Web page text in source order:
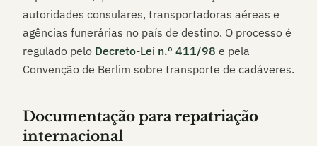
autoridades consulares, transportadoras aéreas e
agências funerárias no país de destino. O processo é
regulado pelo Decreto-Lei n.º 411/98 e pela
Convenção de Berlim sobre transporte de cadáveres.
Documentação para repatriação
internacional